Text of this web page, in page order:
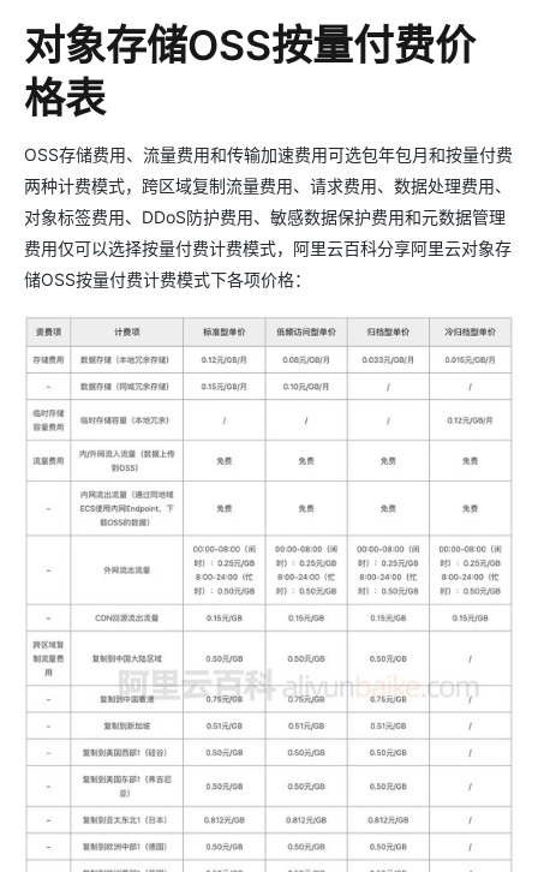
对象存储OSS按量付费价
格表
OSS存储费用、流量费用和传输加速费用可选包年包月和按量付费
两种计费模式，跨区域复制流量费用、请求费用、数据处理费用、
对象标签费用、DDoS防护费用、敏感数据保护费用和元数据管理
费用仅可以选择按量付费计费模式，阿里云百科分享阿里云对象存
储OSS按量付费计费模式下各项价格：